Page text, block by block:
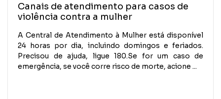
Canais de atendimento para casos de
violência contra a mulher
A Central de Atendimento à Mulher está disponível
24 horas por dia, incluindo domingos e feriados.
Precisou de ajuda, ligue 180.Se for um caso de
emergência, se você corre risco de morte, acione ...